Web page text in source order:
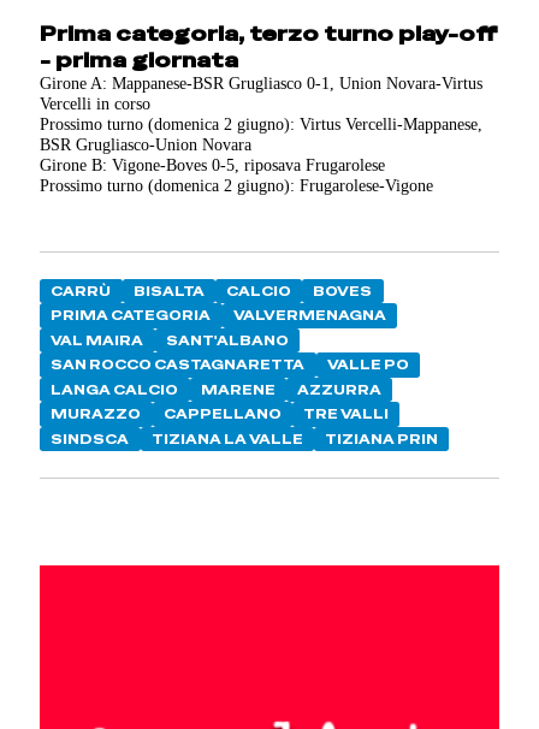
Prima categoria, terzo turno play-off
- prima giornata
Girone A: Mappanese-BSR Grugliasco 0-1, Union Novara-Virtus
Vercelli in corso
Prossimo turno (domenica 2 giugno): Virtus Vercelli-Mappanese,
BSR Grugliasco-Union Novara
Girone B: Vigone-Boves 0-5, riposava Frugarolese
Prossimo turno (domenica 2 giugno): Frugarolese-Vigone
CARRÙ BISALTA CALCIO
BOVES
PRIMA CATEGORIA
VALVERMENAGNA
VAL MAIRA
SANT'ALBANO
SAN ROCCO CASTAGNARETTA
VALLE PO
LANGA CALCIO
MARENE
AZZURRA
MURAZZO
CAPPELLANO
TRE VALLI
SINDSCA
TIZIANA LA VALLE TIZIANA PRIN